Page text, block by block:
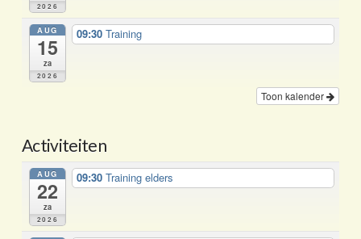
2026
AUG
15
za
2026
09:30Training
Toon kalender
Activiteiten
AUG
22
za
2026
09:30Training elders